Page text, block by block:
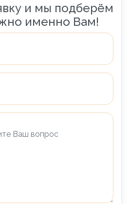
и мы подберём
именно Вам!